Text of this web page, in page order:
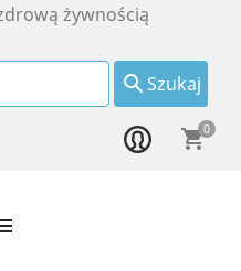
Szukaj
żywnością
shopping_cart0